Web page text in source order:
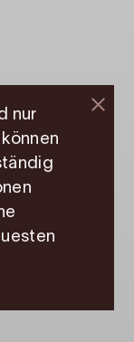
nur